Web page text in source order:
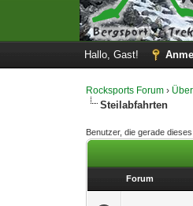
Hallo, Gast!
Rocksports Forum ›
Steilabfahrten
Benutzer, die gerade
Forum